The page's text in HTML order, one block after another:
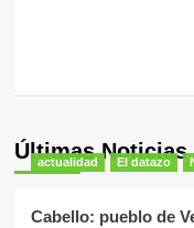
Últimas Noticias
actualidad El datazo
Cabello: pueblo de